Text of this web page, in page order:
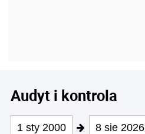
Audyt i kontrola
1 sty 2000 8 sie 2026